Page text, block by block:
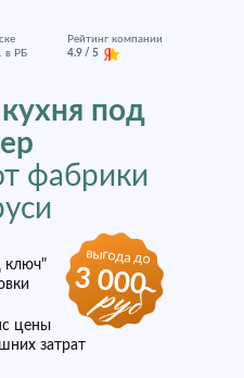
Рейтинг компании
4.9 / 5
в РБ
ключ"
цены
затрат
под
фабрики
3 000
выгода до